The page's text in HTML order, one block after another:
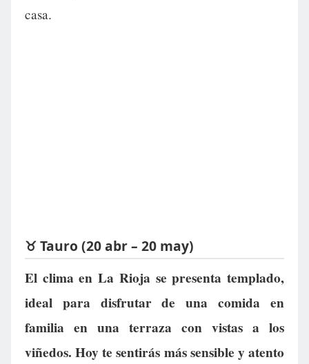
casa.
♉ Tauro (20 abr – 20 may)
El clima en La Rioja se presenta templado,
ideal para disfrutar de una comida en
familia en una terraza con vistas a los
viñedos. Hoy te sentirás más sensible y atento